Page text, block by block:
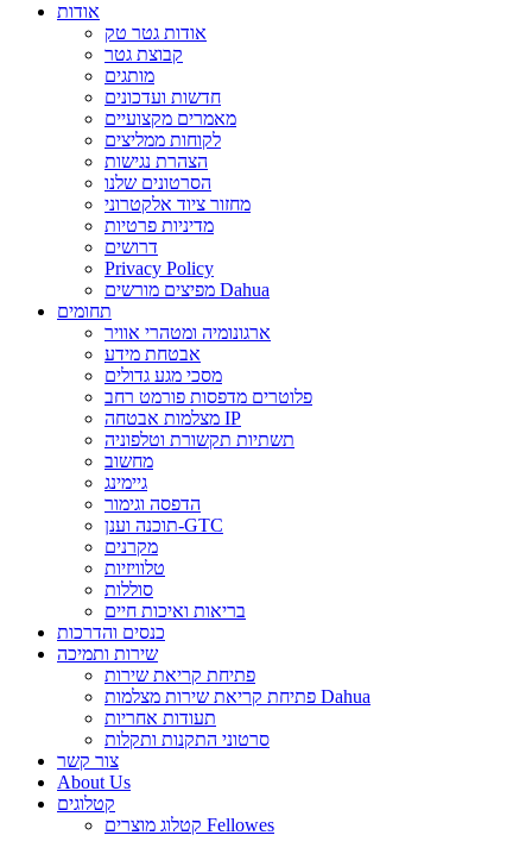
אודות
אודות גטר טק
קבוצת גטר
מותגים
חדשות ועדכונים
מאמרים מקצועיים
לקוחות ממליצים
הצהרת נגישות
הסרטונים שלנו
מחזור ציוד אלקטרוני
מדיניות פרטיות
דרושים
Privacy Policy
מפיצים מורשים Dahua
תחומים
ארגונומיה ומטהרי אוויר
אבטחת מידע
מסכי מגע גדולים
פלוטרים מדפסות פורמט רחב
מצלמות אבטחה IP
תשתיות תקשורת וטלפוניה
מחשוב
גיימינג
הדפסה וגימור
תוכנה וענן-GTC
מקרנים
טלוויזיות
סוללות
בריאות ואיכות חיים
כנסים והדרכות
שירות ותמיכה
פתיחת קריאת שירות
פתיחת קריאת שירות מצלמות Dahua
תעודות אחריות
סרטוני התקנות ותקלות
צור קשר
About Us
קטלוגים
קטלוג מוצרים Fellowes